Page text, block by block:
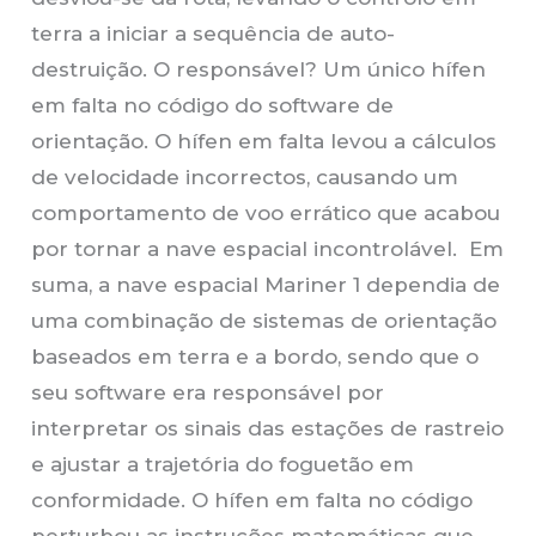
terra a iniciar a sequência de auto-
destruição. O responsável? Um único hífen
em falta no código do software de
orientação. O hífen em falta levou a cálculos
de velocidade incorrectos, causando um
comportamento de voo errático que acabou
por tornar a nave espacial incontrolável. Em
suma, a nave espacial Mariner 1 dependia de
uma combinação de sistemas de orientação
baseados em terra e a bordo, sendo que o
seu software era responsável por
interpretar os sinais das estações de rastreio
e ajustar a trajetória do foguetão em
conformidade. O hífen em falta no código